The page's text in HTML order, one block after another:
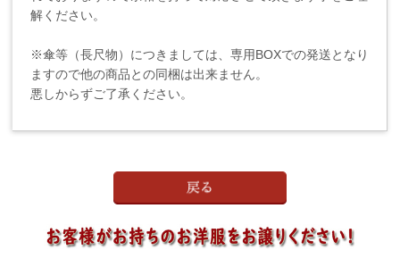
解ください。
※傘等（長尺物）につきましては、専用BOXでの発送となり
ますので他の商品との同梱は出来ません。
悪しからずご了承ください。